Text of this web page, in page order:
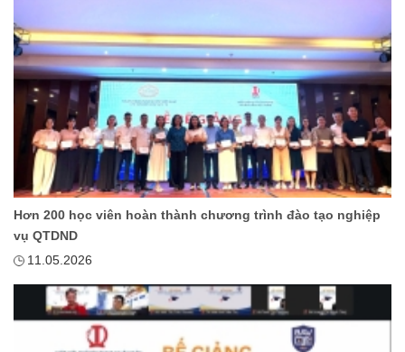
Hơn 200 học viên hoàn thành chương trình đào tạo nghiệp
vụ QTDND
11.05.2026